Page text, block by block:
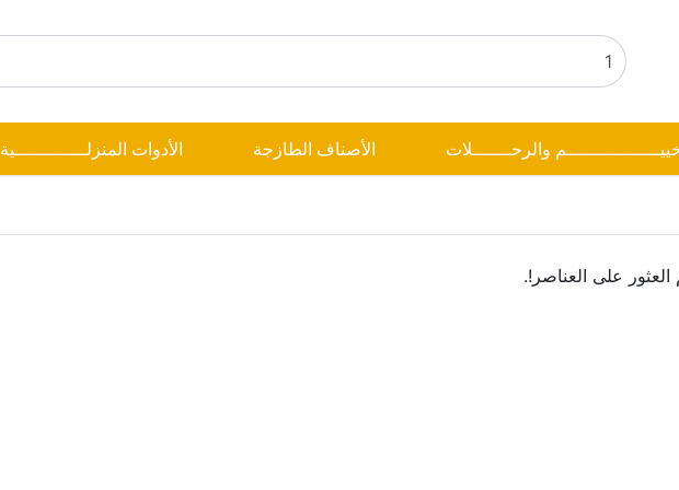
والرحـــــــلات الأصناف الطازجة الأدوات المنزلـــــــــــــية
العثور على العناصر!.